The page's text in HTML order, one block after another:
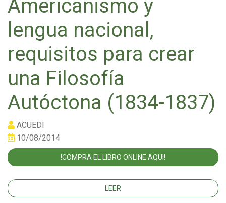
Americanismo y
lengua nacional,
requisitos para crear
una Filosofía
Autóctona (1834-1837)
ACUEDI
10/08/2014
!COMPRA EL LIBRO ONLINE AQUI!
LEER